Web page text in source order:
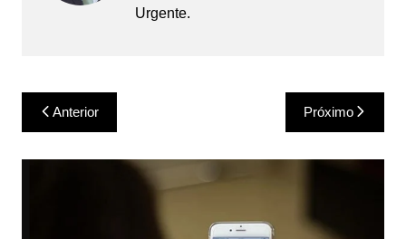
Urgente.
Navegação
de
Post
Anterior Próximo